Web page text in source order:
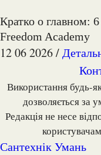
Кратко о главном: 6 ключевых фактов о Financial
Freedom Academy
12 06 2026 /
Використання будь-яких матеріалів, розміщених на сайті,
дозволяється за
Редакція не несе
Сантехнік Умань